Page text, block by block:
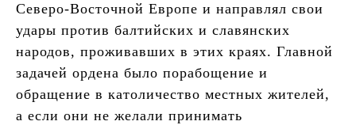
Северо-Восточной Европе и направлял свои
удары против балтийских и славянских
народов, проживавших в этих краях. Главной
задачей ордена было порабощение и
обращение в католичество местных жителей,
а если они не желали принимать